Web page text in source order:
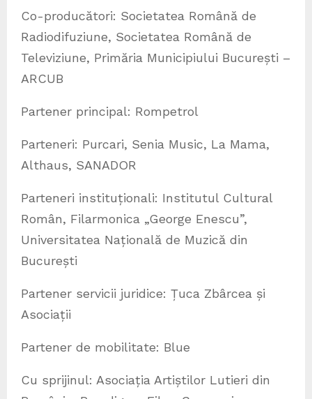
Co-producători: Societatea Română de
Radiodifuziune, Societatea Română de
Televiziune, Primăria Municipiului București –
ARCUB
Partener principal: Rompetrol
Parteneri: Purcari, Senia Music, La Mama,
Althaus, SANADOR
Parteneri instituționali: Institutul Cultural
Român, Filarmonica „George Enescu”,
Universitatea Națională de Muzică din
București
Partener servicii juridice: Țuca Zbârcea și
Asociații
Partener de mobilitate: Blue
Cu sprijinul: Asociația Artiștilor Lutieri din